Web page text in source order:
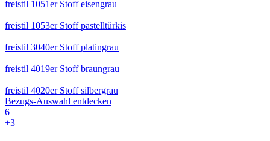
freistil 1051er Stoff eisengrau
freistil 1053er Stoff pastelltürkis
freistil 3040er Stoff platingrau
freistil 4019er Stoff braungrau
freistil 4020er Stoff silbergrau
Bezugs-Auswahl entdecken
6
+3